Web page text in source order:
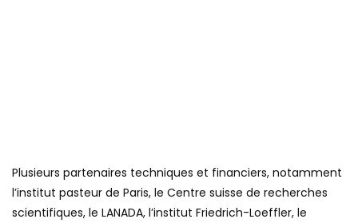
Plusieurs partenaires techniques et financiers, notamment
l’institut pasteur de Paris, le Centre suisse de recherches
scientifiques, le LANADA, l’institut Friedrich-Loeffler, le